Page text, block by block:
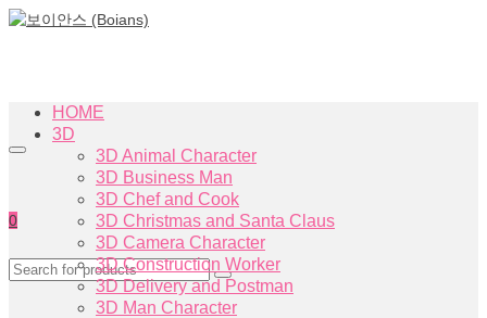
0
HOME
3D
3D Animal Character
3D Business Man
3D Chef and Cook
3D Christmas and Santa Claus
3D Camera Character
3D Construction Worker
3D Delivery and Postman
3D Man Character